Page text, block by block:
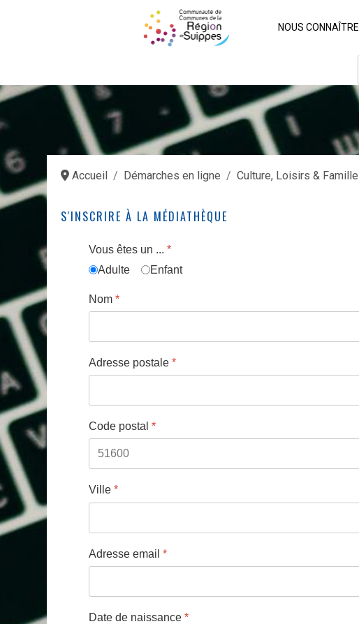
NOUS CONNAÎTRE
Accueil Démarches en ligne Culture, Loisirs & Famille
S'INSCRIRE À LA MÉDIATHÈQUE
Vous êtes un ...*
Adulte
Enfant
Nom*
Adresse postale*
Code postal*
Ville*
Adresse email*
Date de naissance*